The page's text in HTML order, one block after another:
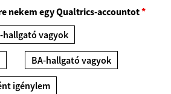
nekem egy Qualtrics-accountot*
vagyok
BA-hallgató vagyok
igénylem